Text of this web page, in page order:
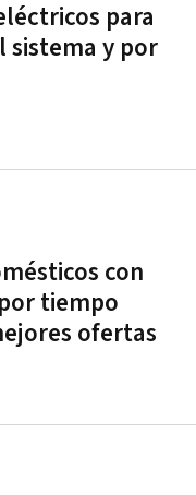
para
sistema y por
con
tiempo
ofertas